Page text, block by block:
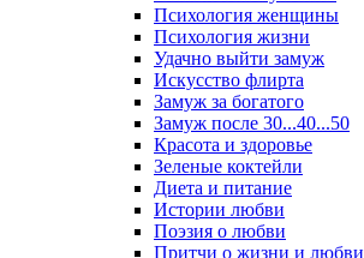
Психология женщины
Психология жизни
Удачно выйти замуж
Искусство флирта
Замуж за богатого
Замуж после 30...40...50
Красота и здоровье
Зеленые коктейли
Диета и питание
Истории любви
Поэзия о любви
Притчи о жизни и любви